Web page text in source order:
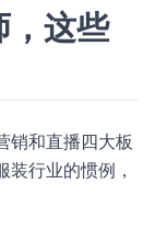
，这些
销和直播四大板
装行业的惯例，